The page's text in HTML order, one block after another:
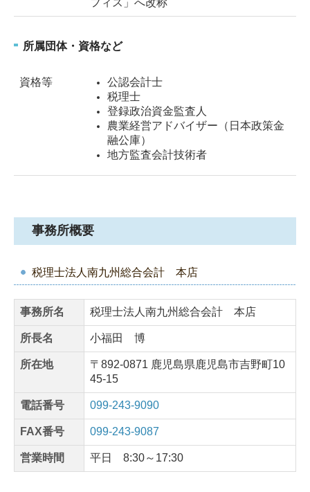
フィス」へ改称
所属団体・資格など
資格等
公認会計士
税理士
登録政治資金監査人
農業経営アドバイザー（日本政策金
融公庫）
地方監査会計技術者
事務所概要
税理士法人南九州総合会計 本店
事務所名 税理士法人南九州総合会計 本店
所長名 小福田 博
所在地
〒892-0871 鹿児島県鹿児島市吉野町10
45-15
電話番号 099-243-9090
FAX番号 099-243-9087
営業時間 平日 8:30～17:30